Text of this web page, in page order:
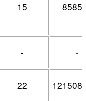
15
- -
22